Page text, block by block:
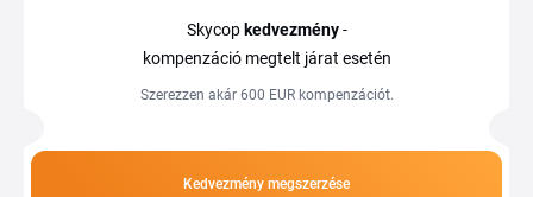
Skycop kedvezmény-
kompenzáció megtelt járat esetén
Szerezzen akár 600 EUR kompenzációt.
Kedvezmény megszerzése